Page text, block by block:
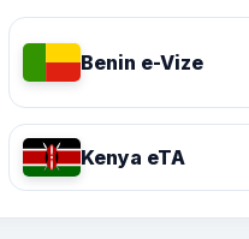
Benin e-Vize
Kenya eTA